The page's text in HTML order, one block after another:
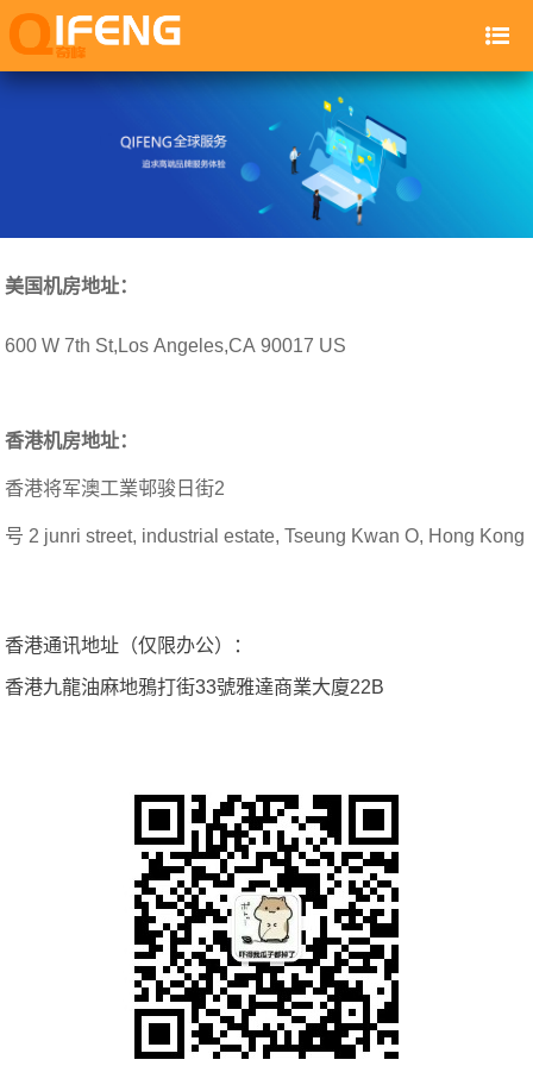
美国机房地址：
600 W 7th St,Los Angeles,CA 90017 US
香港机房地址：
香港将军澳工業邨骏日街2
号 2 junri street, industrial estate, Tseung Kwan O, Hong Kong
香港通讯地址（仅限办公）：
香港九龍油麻地鴉打街33號雅達商業大廈22B